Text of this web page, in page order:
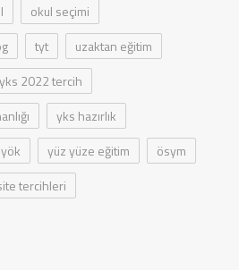
okul seçimi
tyt
uzaktan eğitim
yks 2022 tercih
yks hazırlık
yök yüz yüze eğitim
ösym
tercihleri